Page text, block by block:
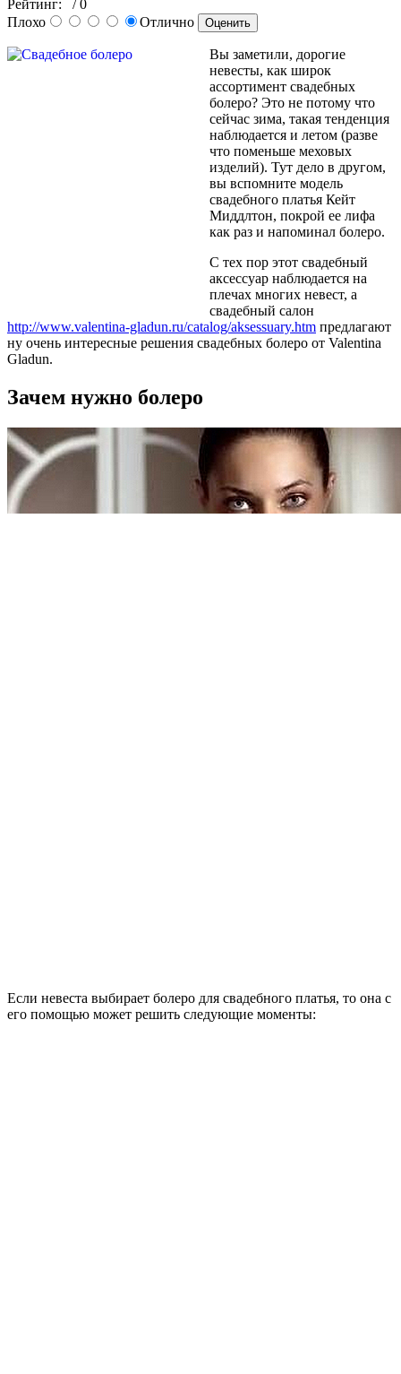
Рейтинг:
/ 0
Плохо
Отлично
Вы заметили, дорогие
невесты, как широк
ассортимент свадебных
болеро? Это не потому что
сейчас зима, такая тенденция
наблюдается и летом (разве
что поменьше меховых
изделий). Тут дело в другом,
вы вспомните модель
свадебного платья Кейт
Миддлтон, покрой ее лифа
как раз и напоминал болеро.
С тех пор этот свадебный
аксессуар наблюдается на
плечах многих невест, а
свадебный салон
http://www.valentina-gladun.ru/catalog/aksessuary.htm предлагают
ну очень интересные решения свадебных болеро от Valentina
Gladun.
Зачем нужно болеро
Если невеста выбирает болеро для свадебного платья, то она с
его помощью может решить следующие моменты: